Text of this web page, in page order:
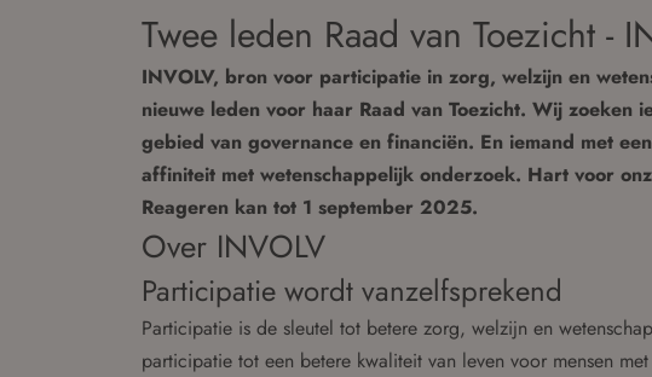
Twee leden Raad van Toezicht -
INVOLV, bron voor participatie in zorg, welzijn en
nieuwe leden voor haar Raad van Toezicht. Wij zoeken
gebied van governance en financiën. En iemand met
affiniteit met wetenschappelijk onderzoek. Hart voor
Reageren kan tot 1 september 2025.
Over INVOLV
Participatie wordt vanzelfsprekend
Participatie is de sleutel tot betere zorg, welzijn en
participatie tot een betere kwaliteit van leven voor mensen